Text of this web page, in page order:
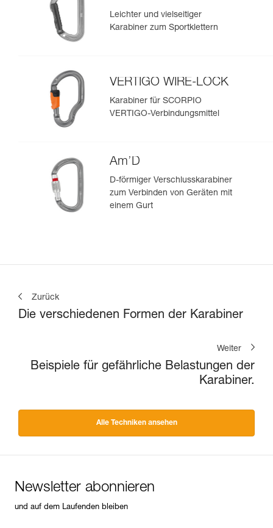
Leichter und vielseitiger
Karabiner zum Sportklettern
VERTIGO WIRE-LOCK
Karabiner für SCORPIO
VERTIGO-Verbindungsmittel
Am’D
D-förmiger Verschlusskarabiner
zum Verbinden von Geräten mit
einem Gurt
Zurück
Die verschiedenen Formen der Karabiner
Weiter
Beispiele für gefährliche Belastungen der
Karabiner.
Alle Techniken ansehen
Newsletter abonnieren
und auf dem Laufenden bleiben